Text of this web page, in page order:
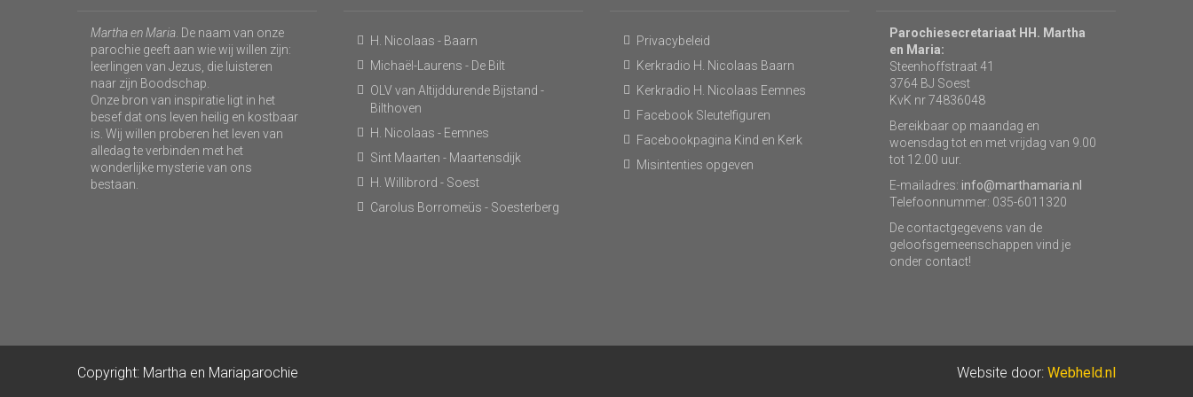
Martha en Maria . De naam van onze
parochie geeft aan wie wij willen zijn:
leerlingen van Jezus, die luisteren
naar zijn Boodschap.
Onze bron van inspiratie ligt in het
besef dat ons leven heilig en kostbaar
is. Wij willen proberen het leven van
alledag te verbinden met het
wonderlijke mysterie van ons
bestaan.
H. Nicolaas - Baarn
Michaël-Laurens - De Bilt
OLV van Altijddurende Bijstand -
Bilthoven
H. Nicolaas - Eemnes
Sint Maarten - Maartensdijk
H. Willibrord - Soest
Carolus Borromeüs - Soesterberg
Privacybeleid
Kerkradio H. Nicolaas Baarn
Kerkradio H. Nicolaas Eemnes
Facebook Sleutelfiguren
Facebookpagina Kind en Kerk
Misintenties opgeven
Parochiesecretariaat HH. Martha
en Maria:
Steenhoffstraat 41
3764 BJ Soest
KvK nr 74836048
Bereikbaar op maandag en
woensdag tot en met vrijdag van 9.00
tot 12.00 uur.
E-mailadres: info@marthamaria.nl
Telefoonnummer: 035-6011320
De contactgegevens van de
geloofsgemeenschappen vind je
onder contact!
Copyright: Martha en Mariaparochie Website door: Webheld.nl